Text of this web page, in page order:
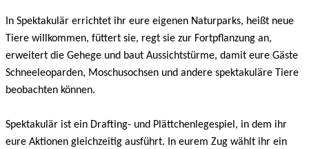
In Spektakulär errichtet ihr eure eigenen Naturparks, heißt neue
Tiere willkommen, füttert sie, regt sie zur Fortpflanzung an,
erweitert die Gehege und baut Aussichtstürme, damit eure Gäste
Schneeleoparden, Moschusochsen und andere spektakuläre Tiere
beobachten können.
Spektakulär ist ein Drafting- und Plättchenlegespiel, in dem ihr
eure Aktionen gleichzeitig ausführt. In eurem Zug wählt ihr ein